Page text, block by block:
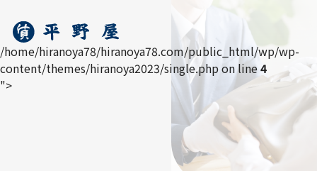
/home/hiranoya78/hiranoya78.com/public_html/wp/wp-
content/themes/hiranoya2023/single.php on line4
">